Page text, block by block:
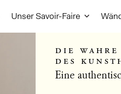
Unser Savoir-Faire
die
des
Eine